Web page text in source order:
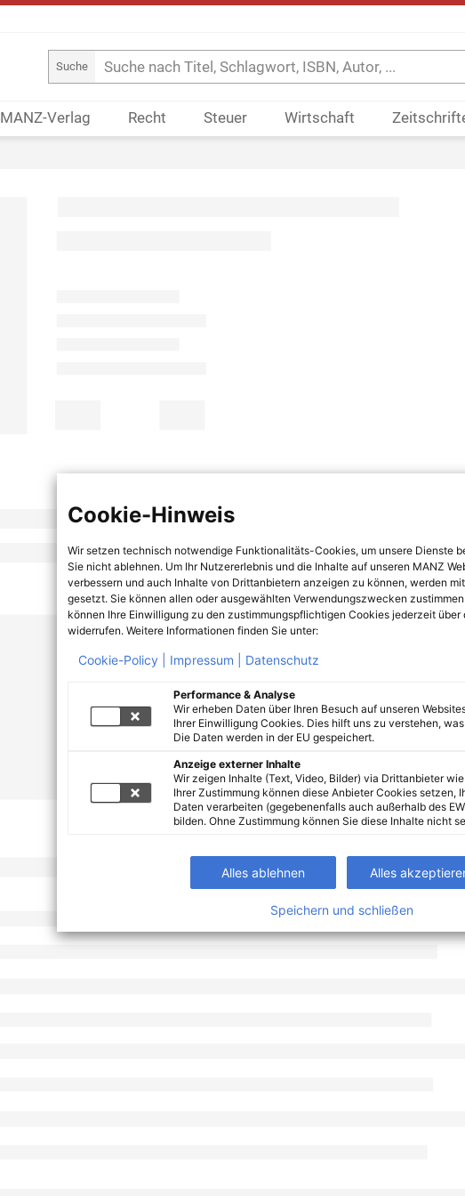
Suche
MANZ-Verlag Recht Steuer Wirtschaft
Cookie-Hinweis
Wir setzen technisch notwendige Funktionalitäts-Cookies, um unsere Dienste
Sie nicht ablehnen. Um Ihr Nutzererlebnis und die Inhalte auf unseren MANZ
verbessern und auch Inhalte von Drittanbietern anzeigen zu können, werden
gesetzt. Sie können allen oder ausgewählten Verwendungszwecken
können Ihre Einwilligung zu den zustimmungspflichtigen Cookies jederzeit
widerrufen. Weitere Informationen finden Sie unter:
Cookie-Policy | Impressum | Datenschutz
Performance & Analyse
Wir erheben Daten über Ihren Besuch auf unseren
Ihrer Einwilligung Cookies. Dies hilft uns zu verstehen,
Die Daten werden in der EU gespeichert.
Anzeige externer Inhalte
Wir zeigen Inhalte (Text, Video, Bilder) via Drittanbieter
Ihrer Zustimmung können diese Anbieter Cookies setzen,
Daten verarbeiten (gegebenenfalls auch außerhalb des
bilden. Ohne Zustimmung können Sie diese Inhalte nicht
Alles ablehnen Alles
Speichern und schließen